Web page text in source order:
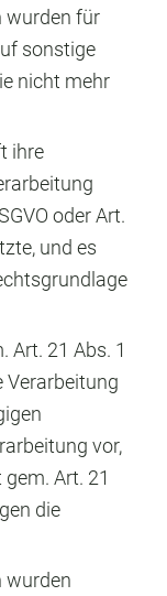
wurden für
sonstige
nicht mehr
ihre
oder Art.
und es
Art. 21 Abs. 1
Verarbeitung
vor,
Art. 21
die
wurden